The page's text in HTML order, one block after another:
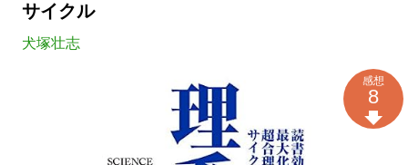
サイクル
犬塚壮志
感想
8